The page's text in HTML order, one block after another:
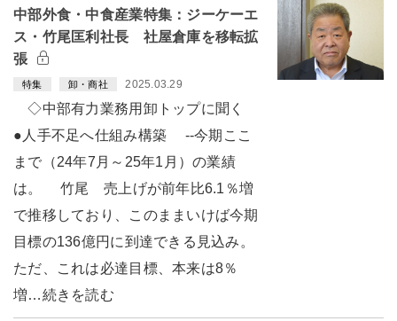
中部外食・中食産業特集：ジーケーエ
ス・竹尾匡利社長 社屋倉庫を移転拡
張
特集 卸・商社 2025.03.29
◇中部有力業務用卸トップに聞く
●人手不足へ仕組み構築 --今期ここ
まで（24年7月～25年1月）の業績
は。 竹尾 売上げが前年比6.1％増
で推移しており、このままいけば今期
目標の136億円に到達できる見込み。
ただ、これは必達目標、本来は8％
増…続きを読む